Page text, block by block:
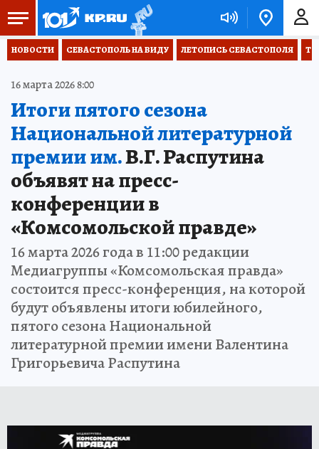
НОВОСТИ СЕВАСТОПОЛЬ НА ВИДУ ЛЕТОПИСЬ СЕВАСТОПОЛЯ
16 марта 2026 8:00
Итоги пятого сезона
Национальной литературной
премии им.В.Г. Распутина
объявят на пресс-
конференции в
«Комсомольской правде»
16 марта 2026 года в 11:00 редакции
Медиагруппы «Комсомольская правда»
состоится пресс-конференция, на которой
будут объявлены итоги юбилейного,
пятого сезона Национальной
литературной премии имени Валентина
Григорьевича Распутина